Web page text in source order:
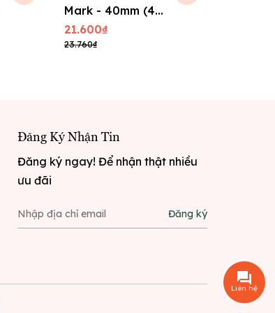
Mark - 40mm (4
Viên/Vĩ)
21.600₫
23.760₫
Đăng Ký Nhận Tin
Đăng ký ngay! Để nhận thật nhiều
ưu đãi
Đăng ký
Liên hệ